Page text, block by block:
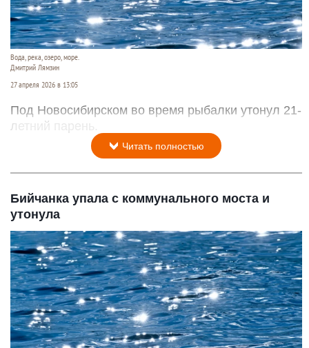
Вода, река, озеро, море.
Дмитрий Лямзин
27 апреля 2026 в 13:05
Под Новосибирском во время рыбалки утонул 21-
летний парень.
Читать полностью
Бийчанка упала с коммунального моста и
утонула